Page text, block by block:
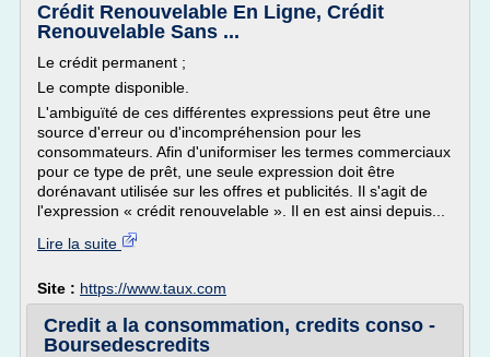
Crédit Renouvelable En Ligne, Crédit
Renouvelable Sans ...
Le crédit permanent ;
Le compte disponible.
L'ambiguïté de ces différentes expressions peut être une
source d'erreur ou d'incompréhension pour les
consommateurs. Afin d'uniformiser les termes commerciaux
pour ce type de prêt, une seule expression doit être
dorénavant utilisée sur les offres et publicités. Il s'agit de
l'expression « crédit renouvelable ». Il en est ainsi depuis...
Lire la suite
Site : https://www.taux.com
Credit a la consommation, credits conso -
Boursedescredits